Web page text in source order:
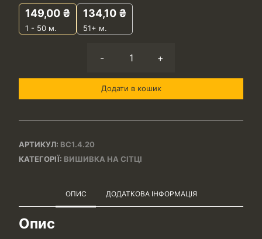
149,00 ₴
1 - 50 м.
134,10 ₴
51+ м.
- +
Додати в кошик
АРТИКУЛ: ВС1.4.20
КАТЕГОРІЇ: ВИШИВКА НА СІТЦІ
ОПИС ДОДАТКОВА ІНФОРМАЦІЯ
Опис